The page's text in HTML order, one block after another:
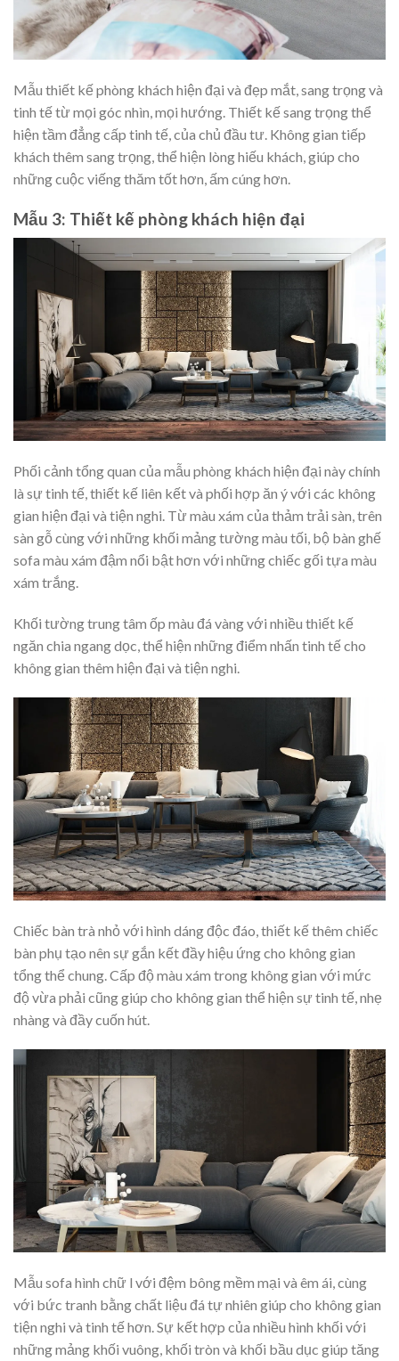
Mẫu thiết kế phòng khách hiện đại và đẹp mắt, sang trọng và
tinh tế từ mọi góc nhìn, mọi hướng. Thiết kế sang trọng thể
hiện tầm đẳng cấp tinh tế, của chủ đầu tư. Không gian tiếp
khách thêm sang trọng, thể hiện lòng hiếu khách, giúp cho
những cuộc viếng thăm tốt hơn, ấm cúng hơn.
Mẫu 3: Thiết kế phòng khách hiện đại
Phối cảnh tổng quan của mẫu phòng khách hiện đại này chính
là sự tinh tế, thiết kế liên kết và phối hợp ăn ý với các không
gian hiện đại và tiện nghi. Từ màu xám của thảm trải sàn, trên
sàn gỗ cùng với những khối mảng tường màu tối, bộ bàn ghế
sofa màu xám đậm nổi bật hơn với những chiếc gối tựa màu
xám trắng.
Khối tường trung tâm ốp màu đá vàng với nhiều thiết kế
ngăn chia ngang dọc, thể hiện những điểm nhấn tinh tế cho
không gian thêm hiện đại và tiện nghi.
Chiếc bàn trà nhỏ với hình dáng độc đáo, thiết kế thêm chiếc
bàn phụ tạo nên sự gắn kết đầy hiệu ứng cho không gian
tổng thể chung. Cấp độ màu xám trong không gian với mức
độ vừa phải cũng giúp cho không gian thể hiện sự tinh tế, nhẹ
nhàng và đầy cuốn hút.
Mẫu sofa hình chữ l với đệm bông mềm mại và êm ái, cùng
với bức tranh bằng chất liệu đá tự nhiên giúp cho không gian
tiện nghi và tinh tế hơn. Sự kết hợp của nhiều hình khối với
những mảng khối vuông, khối tròn và khối bầu dục giúp tăng